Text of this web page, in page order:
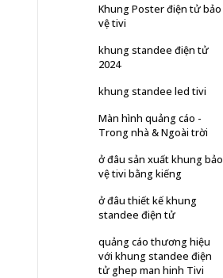
Khung Poster điện tử bảo
vệ tivi
khung standee điện tử
2024
khung standee led tivi
Màn hình quảng cáo -
Trong nhà & Ngoài trời
ở đâu sản xuất khung bảo
vệ tivi bằng kiếng
ở đâu thiết kế khung
standee điện tử
quảng cáo thương hiệu
với khung standee điện
tử ghep man hinh Tivi